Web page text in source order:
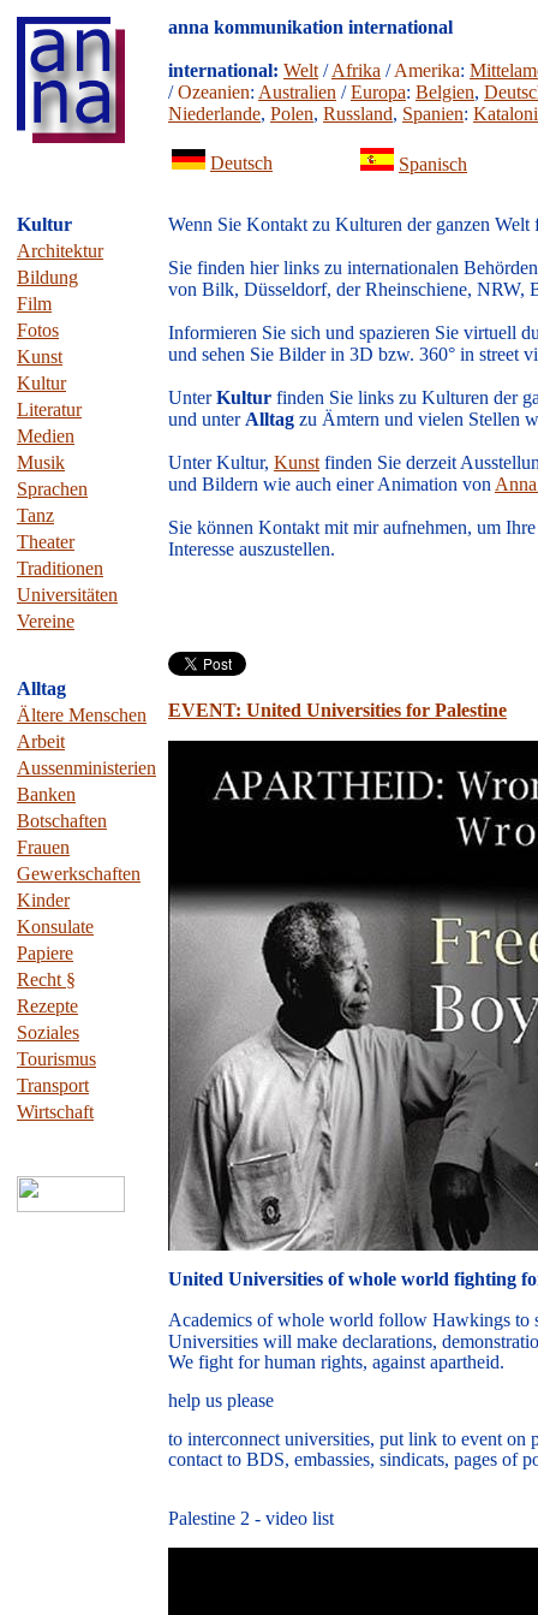
anna kommunikation international
international: Welt /Afrika /Amerika:
/Ozeanien: Australien /Europa: Belgien,
Niederlande, Polen, Russland, Spanien:
Deutsch Spanisch
Kultur
Architektur
Bildung
Film
Fotos
Kunst
Kultur
Literatur
Medien
Musik
Sprachen
Tanz
Theater
Traditionen
Universitäten
Vereine
Alltag
Ältere Menschen
Arbeit
Aussenministerien
Banken
Botschaften
Frauen
Gewerkschaften
Kinder
Konsulate
Papiere
Recht §
Rezepte
Soziales
Tourismus
Transport
Wirtschaft
Wenn Sie Kontakt zu Kulturen der ganzen Welt
Sie finden hier links zu internationalen
von Bilk, Düsseldorf, der Rheinschiene, NRW,
Informieren Sie sich und spazieren Sie virtuell
und sehen Sie Bilder in 3D bzw. 360° in street
UnterKultur finden Sie links zu Kulturen der
und unter Alltag zu Ämtern und vielen Stellen
Unter Kultur, Kunst finden Sie derzeit
und Bildern wie auch einer Animation von
Sie können Kontakt mit mir aufnehmen, um
Interesse auszustellen.
EVENT: United Universities for Palestine
United Universities of whole world fighting
Academics of whole world follow Hawkings to
Universities will make declarations,
We fight for human rights, against apartheid.
help us please
to interconnect universities, put link to event on
contact to BDS, embassies, sindicats, pages of
Palestine 2 - video list